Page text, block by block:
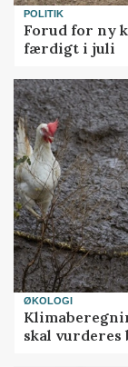
POLITIK
Forud for ny
færdigt i juli
ØKOLOGI
skal vurderes